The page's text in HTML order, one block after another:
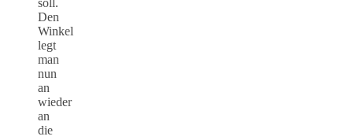
Den
Winkel
legt
man
nun
an
wieder
an
die